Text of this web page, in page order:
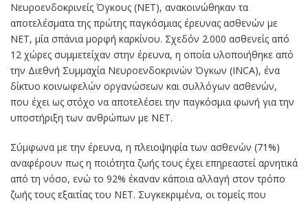
Νευροενδοκρινείς Όγκους (NET), ανακοινώθηκαν τα
αποτελέσματα της πρώτης παγκόσμιας έρευνας ασθενών με
ΝΕΤ, μία σπάνια μορφή καρκίνου. Σχεδόν 2.000 ασθενείς από
12 χώρες συμμετείχαν στην έρευνα, η οποία υλοποιήθηκε από
την Διεθνή Συμμαχία Νευροενδοκρινών Όγκων (INCA), ένα
δίκτυο κοινωφελών οργανώσεων και συλλόγων ασθενών,
που έχει ως στόχο να αποτελέσει την παγκόσμια φωνή για την
υποστήριξη των ανθρώπων με NET.
Σύμφωνα με την έρευνα, η πλειοψηφία των ασθενών (71%)
αναφέρουν πως η ποιότητα ζωής τους έχει επηρεαστεί αρνητικά
από τη νόσο, ενώ το 92% έκαναν κάποια αλλαγή στον τρόπο
ζωής τους εξαιτίας του ΝΕΤ. Συγκεκριμένα, οι τομείς που